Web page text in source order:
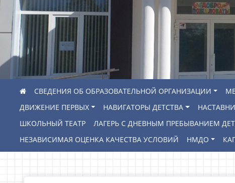
СВЕДЕНИЯ ОБ ОБРАЗОВАТЕЛЬНОЙ ОРГАНИЗАЦИИ
ДВИЖЕНИЕ ПЕРВЫХ
НАВИГАТОРЫ ДЕТСТВА
ШКОЛЬНЫЙ ТЕАТР
ЛАГЕРЬ С ДНЕВНЫМ ПРЕБЫВАНИЕМ
НЕЗАВИСИМАЯ ОЦЕНКА КАЧЕСТВА УСЛОВИЙ
НМДО